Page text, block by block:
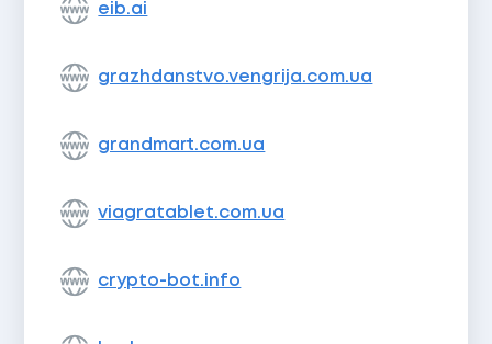
eib.ai
grazhdanstvo.vengrija.com.ua
grandmart.com.ua
viagratablet.com.ua
crypto-bot.info